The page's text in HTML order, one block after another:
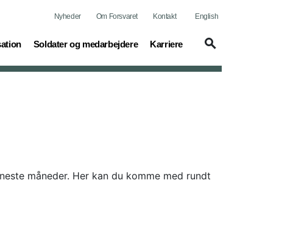
Nyheder Om Forsvaret Kontakt English
Soldater og medarbejdere
(current) Karriere
(current)
måneder. Her kan du komme med rundt